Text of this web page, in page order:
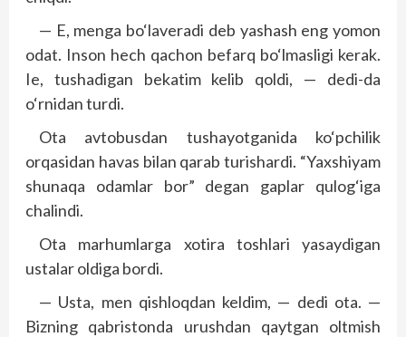
— E, menga bo‘laveradi deb yashash eng yomon
odat. Inson hech qachon befarq bo‘lmasligi kerak.
Ie, tushadigan bekatim kelib qoldi, — dedi-da
o‘rnidan turdi.
Ota avtobusdan tushayotganida ko‘pchilik
orqasidan havas bilan qarab turishardi. “Yaxshiyam
shunaqa odamlar bor” degan gaplar qulog‘iga
chalindi.
Ota marhumlarga xotira toshlari yasaydigan
ustalar oldiga bordi.
— Usta, men qishloqdan keldim, — dedi ota. —
Bizning qabristonda urushdan qaytgan oltmish